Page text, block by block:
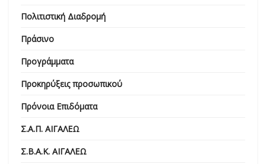
Πολιτιστική Διαδρομή
Πράσινο
Προγράμματα
Προκηρύξεις προσωπικού
Πρόνοια Επιδόματα
Σ.Α.Π. ΑΙΓΑΛΕΩ
Σ.Β.Α.Κ. ΑΙΓΑΛΕΩ